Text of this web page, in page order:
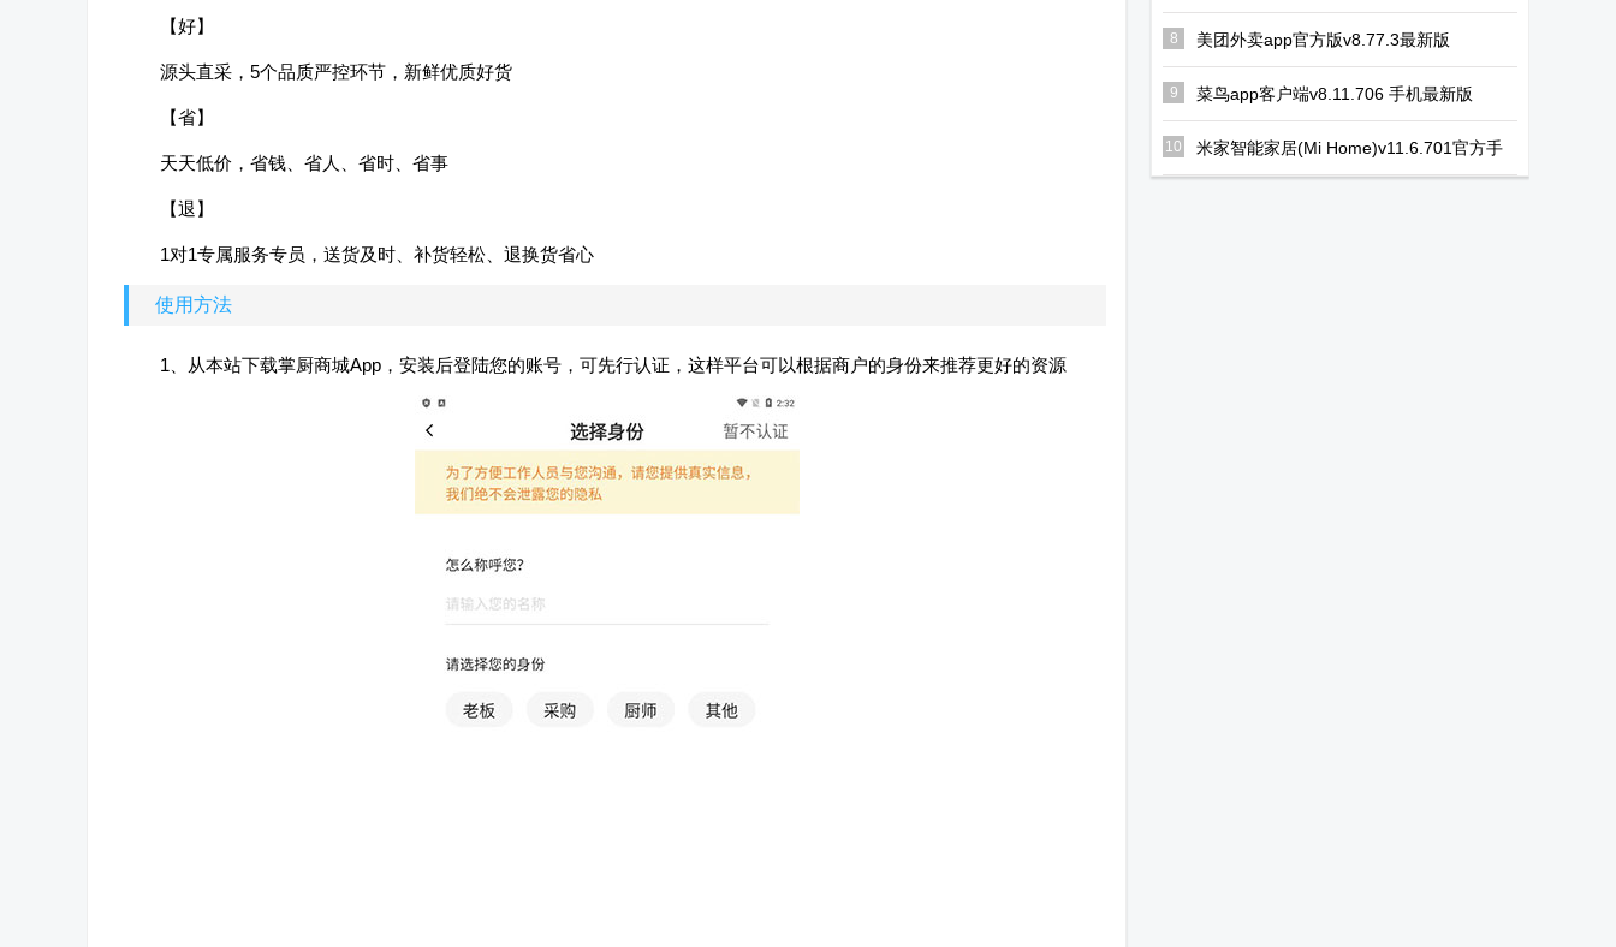
【好】
源头直采，5个品质严控环节，新鲜优质好货
【省】
天天低价，省钱、省人、省时、省事
【退】
1对1专属服务专员，送货及时、补货轻松、退换货省心
使用方法
1、从本站下载掌厨商城App，安装后登陆您的账号，可先行认证，这样平台可以根据商户的身份来推荐更好的资源
8 美团外卖app官方版v8.77.3最新版
9 菜鸟app客户端v8.11.706 手机最新版
10
米家智能家居(Mi Home)v11.6.701官方手
机版